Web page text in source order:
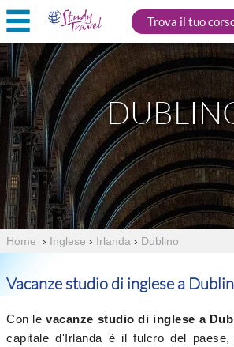
Trova il tuo
Home › Inglese › Irlanda › Dublino
Vacanze studio di inglese a
Con levacanze studio di inglese a
capitale d'Irlanda è il fulcro del